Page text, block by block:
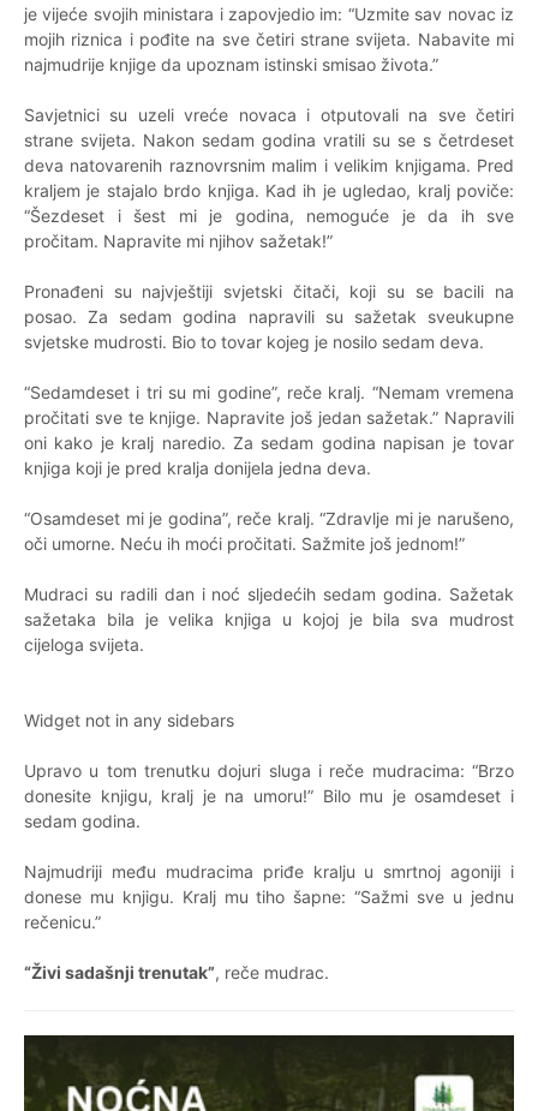
je vijeće svojih ministara i zapovjedio im: “Uzmite sav novac iz
mojih riznica i pođite na sve četiri strane svijeta. Nabavite mi
najmudrije knjige da upoznam istinski smisao života.”
Savjetnici su uzeli vreće novaca i otputovali na sve četiri
strane svijeta. Nakon sedam godina vratili su se s četrdeset
deva natovarenih raznovrsnim malim i velikim knjigama. Pred
kraljem je stajalo brdo knjiga. Kad ih je ugledao, kralj poviče:
“Šezdeset i šest mi je godina, nemoguće je da ih sve
pročitam. Napravite mi njihov sažetak!”
Pronađeni su najvještiji svjetski čitači, koji su se bacili na
posao. Za sedam godina napravili su sažetak sveukupne
svjetske mudrosti. Bio to tovar kojeg je nosilo sedam deva.
“Sedamdeset i tri su mi godine”, reče kralj. “Nemam vremena
pročitati sve te knjige. Napravite još jedan sažetak.” Napravili
oni kako je kralj naredio. Za sedam godina napisan je tovar
knjiga koji je pred kralja donijela jedna deva.
“Osamdeset mi je godina”, reče kralj. “Zdravlje mi je narušeno,
oči umorne. Neću ih moći pročitati. Sažmite još jednom!”
Mudraci su radili dan i noć sljedećih sedam godina. Sažetak
sažetaka bila je velika knjiga u kojoj je bila sva mudrost
cijeloga svijeta.
Widget not in any sidebars
Upravo u tom trenutku dojuri sluga i reče mudracima: “Brzo
donesite knjigu, kralj je na umoru!” Bilo mu je osamdeset i
sedam godina.
Najmudriji među mudracima priđe kralju u smrtnoj agoniji i
donese mu knjigu. Kralj mu tiho šapne: “Sažmi sve u jednu
rečenicu.”
“Živi sadašnji trenutak”, reče mudrac.